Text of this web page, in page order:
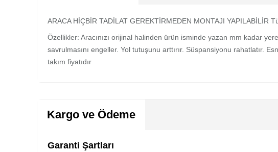
ARACA HİÇBİR TADİLAT GEREKTİRMEDEN MONTAJI YAPILABİLİR
Özellikler: Aracınızı orijinal halinden ürün isminde yazan mm kadar
savrulmasını engeller. Yol tutuşunu arttırır. Süspansiyonu rahatlatır.
takım fiyatıdır
Kargo ve Ödeme
Garanti Şartları